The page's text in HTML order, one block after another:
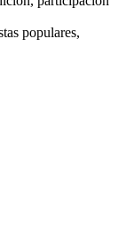
populares,